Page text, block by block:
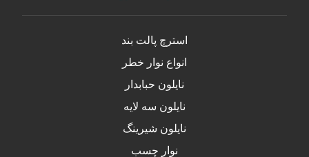
استرچ پالت بند
انواع نوار خطر
نایلون حبابدار
نایلون سه لایه
نایلون شیرینگ
نوار چسب